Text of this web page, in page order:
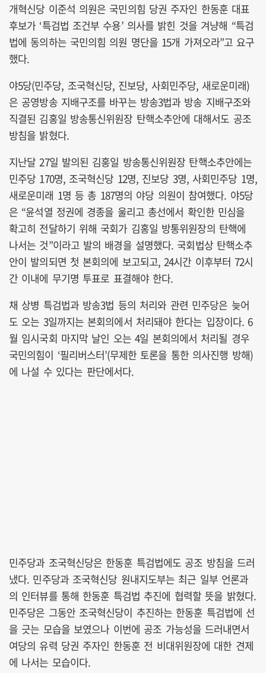
개혁신당 이준석 의원은 국민의힘 당권 주자인 한동훈 대표
후보가 ‘특검법 조건부 수용’ 의사를 밝힌 것을 겨냥해 “특검
법에 동의하는 국민의힘 의원 명단을 15개 가져오라”고 요구
했다.
야5당(민주당, 조국혁신당, 진보당, 사회민주당, 새로운미래)
은 공영방송 지배구조를 바꾸는 방송3법과 방송 지배구조와
직결된 김홍일 방송통신위원장 탄핵소추안에 대해서도 공조
방침을 밝혔다.
지난달 27일 발의된 김홍일 방송통신위원장 탄핵소추안에는
민주당 170명, 조국혁신당 12명, 진보당 3명, 사회민주당 1명,
새로운미래 1명 등 총 187명의 야당 의원이 참여했다. 야5당
은 “윤석열 정권에 경종을 울리고 총선에서 확인한 민심을
확고히 전달하기 위해 국회가 김홍일 방통위원장의 탄핵에
나서는 것”이라고 발의 배경을 설명했다. 국회법상 탄핵소추
안이 발의되면 첫 본회의에 보고되고, 24시간 이후부터 72시
간 이내에 무기명 투표로 표결해야 한다.
채 상병 특검법과 방송3법 등의 처리와 관련 민주당은 늦어
도 오는 3일까지는 본회의에서 처리돼야 한다는 입장이다. 6
월 임시국회 마지막 날인 오는 4일 본회의에서 처리될 경우
국민의힘이 ‘필리버스터’(무제한 토론을 통한 의사진행 방해)
에 나설 수 있다는 판단에서다.
민주당과 조국혁신당은 한동훈 특검법에도 공조 방침을 드러
냈다. 민주당과 조국혁신당 원내지도부는 최근 일부 언론과
의 인터뷰를 통해 한동훈 특검법 추진에 협력할 뜻을 밝혔다.
민주당은 그동안 조국혁신당이 추진하는 한동훈 특검법에 선
을 긋는 모습을 보였으나 이번에 공조 가능성을 드러내면서
여당의 유력 당권 주자인 한동훈 전 비대위원장에 대한 견제
에 나서는 모습이다.